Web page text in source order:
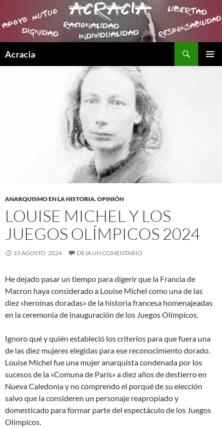
Acracia
ANARQUISMO EN LA HISTORIA,OPINIÓN
LOUISE MICHEL Y LOS
JUEGOS OLÍMPICOS 2024
23 AGOSTO, 2024 DEJA UN COMENTARIO
He dejado pasar un tiempo para digerir que la Francia de
Macron haya considerado a Louise Michel como una de las
diez «heroínas doradas» de la historia francesa homenajeadas
en la ceremonia de inauguración de los Juegos Olímpicos.
Ignoro qué y quién estableció los criterios para que fuera una
de las diez mujeres elegidas para ese reconocimiento dorado.
Louise Michel fue una mujer anarquista condenada por los
sucesos de la «Comuna de París» a diez años de destierro en
Nueva Caledonia y no comprendo el porqué de su elección
salvo que la consideren un personaje reapropiado y
domesticado para formar parte del espectáculo de los Juegos
Olímpicos.